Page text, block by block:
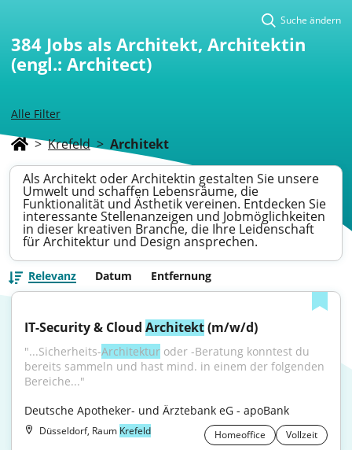
Alle Filter
Suche ändern
384 Jobs als Architekt, Architektin
(engl.: Architect)
> Krefeld > Architekt
Als Architekt oder Architektin gestalten Sie unsere
Umwelt und schaffen Lebensräume, die
Funktionalität und Ästhetik vereinen. Entdecken Sie
interessante Stellenanzeigen und Jobmöglichkeiten
in dieser kreativen Branche, die Ihre Leidenschaft
für Architektur und Design ansprechen.
Relevanz Datum Entfernung
IT-Security & Cloud Architekt (m/w/d)
"...Sicherheits-Architektur oder -Beratung konntest du
bereits sammeln und hast mind. in einem der folgenden
Bereiche..."
Deutsche Apotheker- und Ärztebank eG - apoBank
Düsseldorf, Raum Krefeld Homeoffice Vollzeit